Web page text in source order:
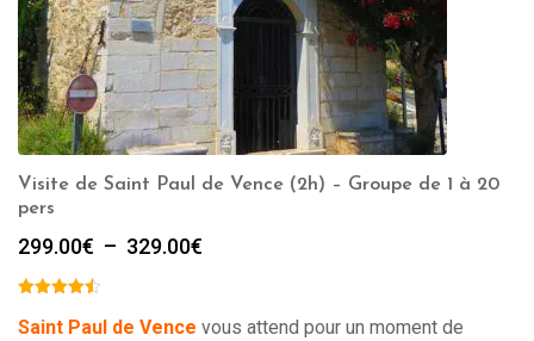
Visite de Saint Paul de Vence (2h) – Groupe de 1 à 20
pers
299.00€ – 329.00€
299.00€
Saint Paul de Vence vous attend pour un moment de